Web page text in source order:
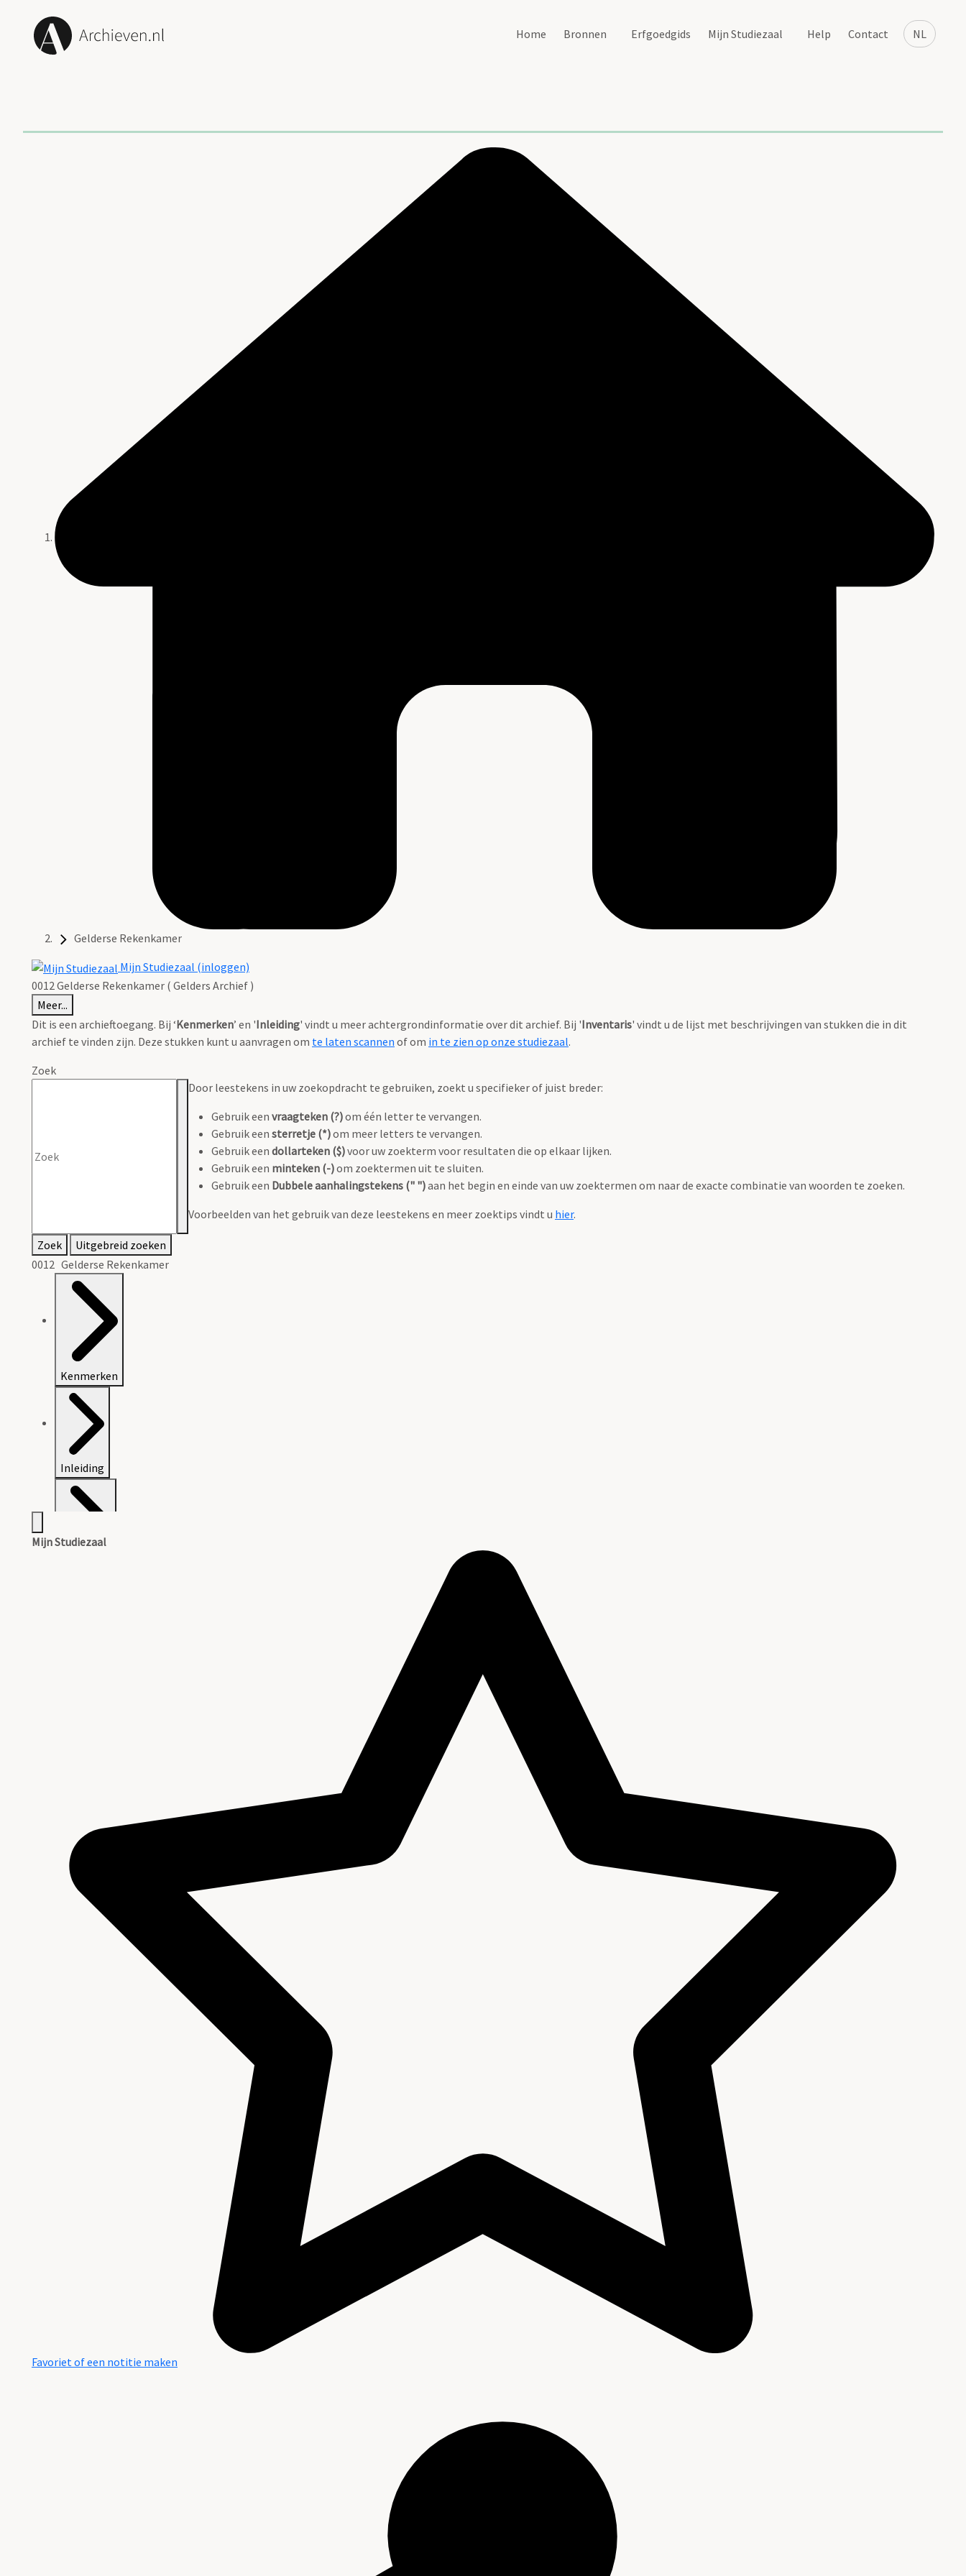
NL
Home Bronnen Erfgoedgids Mijn Studiezaal Help Contact
Gelderse Rekenkamer
Mijn Studiezaal (inloggen)
0012 Gelderse Rekenkamer ( Gelders Archief )
Meer...
Dit is een archieftoegang. Bij ‘Kenmerken’ en 'Inleiding' vindt u meer achtergrondinformatie over dit archief. Bij 'Inventaris' vindt u de lijst met beschrijvingen van stukken die in dit
archief te vinden zijn. Deze stukken kunt u aanvragen om te laten scannen of om in te zien op onze studiezaal.
Zoek
Door leestekens in uw zoekopdracht te gebruiken, zoekt u specifieker of juist breder:
Gebruik een vraagteken (?)om één letter te vervangen.
Gebruik een sterretje (*)om meer letters te vervangen.
Gebruik een dollarteken ($)voor uw zoekterm voor resultaten die op elkaar lijken.
Gebruik een minteken (-)om zoektermen uit te sluiten.
Gebruik een Dubbele aanhalingstekens (" ")aan het begin en einde van uw zoektermen om naar de exacte combinatie van woorden te zoeken.
Voorbeelden van het gebruik van deze leestekens en meer zoektips vindt u hier.
Zoek
Uitgebreid zoeken
0012 Gelderse Rekenkamer
Kenmerken
Inleiding
Mijn Studiezaal
Favoriet of een notitie maken